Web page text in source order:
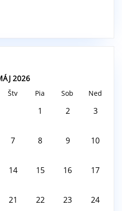
2026
Štv Pia Sob Ned
1 2 3
7 8 9 10
14 15 16 17
21 22 23 24